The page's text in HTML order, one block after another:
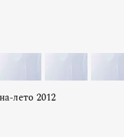
лето 2012